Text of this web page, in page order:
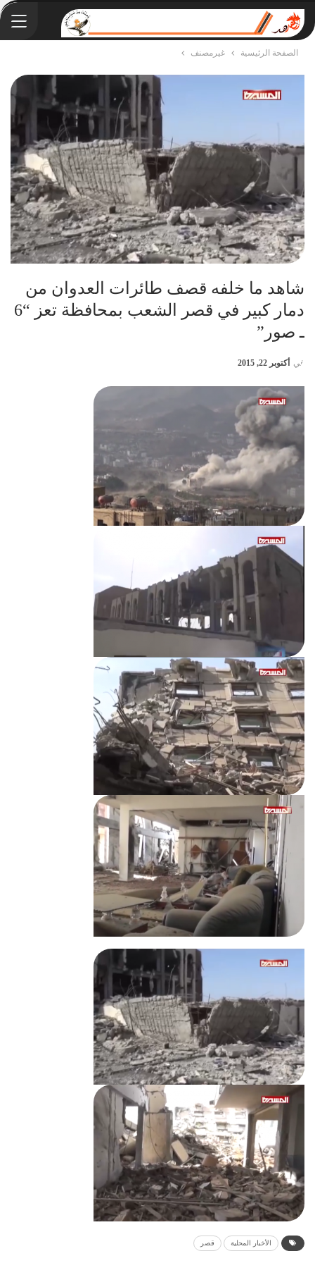
الصفحة الرئيسية غيرمصنف
شاهد ما خلفه قصف طائرات العدوان من
دمار كبير في قصر الشعب بمحافظة تعز “6
ـ صور”
في أكتوبر 22, 2015
الأخبار المحلية قصر